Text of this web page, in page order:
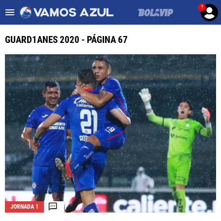
?
Noticias Cruz Azul HOY
ULTIMAS NOTICIAS
LEAGUES CUP
LIGA MX
FEMENIL
FUERZAS BÁSICAS
MERCADO DE FICHAJES
OPINIÓN
GUARD1ANES 2020 - PÁGINA 67
JORNADA 1